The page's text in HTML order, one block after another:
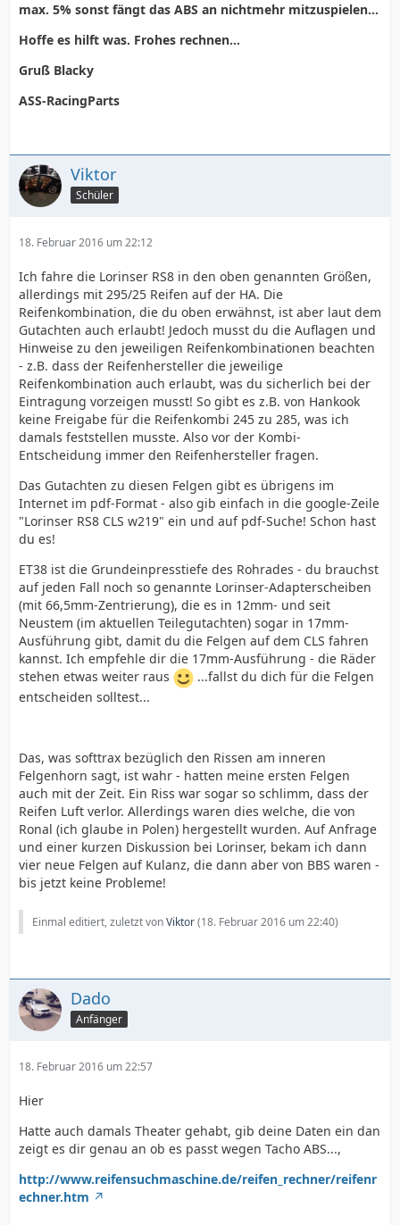
max. 5% sonst fängt das ABS an nichtmehr mitzuspielen...
Hoffe es hilft was. Frohes rechnen...
Gruß Blacky
ASS-RacingParts
Viktor
Schüler
18. Februar 2016 um 22:12
Ich fahre die Lorinser RS8 in den oben genannten Größen,
allerdings mit 295/25 Reifen auf der HA. Die
Reifenkombination, die du oben erwähnst, ist aber laut dem
Gutachten auch erlaubt! Jedoch musst du die Auflagen und
Hinweise zu den jeweiligen Reifenkombinationen beachten
- z.B. dass der Reifenhersteller die jeweilige
Reifenkombination auch erlaubt, was du sicherlich bei der
Eintragung vorzeigen musst! So gibt es z.B. von Hankook
keine Freigabe für die Reifenkombi 245 zu 285, was ich
damals feststellen musste. Also vor der Kombi-
Entscheidung immer den Reifenhersteller fragen.
Das Gutachten zu diesen Felgen gibt es übrigens im
Internet im pdf-Format - also gib einfach in die google-Zeile
"Lorinser RS8 CLS w219" ein und auf pdf-Suche! Schon hast
du es!
ET38 ist die Grundeinpresstiefe des Rohrades - du brauchst
auf jeden Fall noch so genannte Lorinser-Adapterscheiben
(mit 66,5mm-Zentrierung), die es in 12mm- und seit
Neustem (im aktuellen Teilegutachten) sogar in 17mm-
Ausführung gibt, damit du die Felgen auf dem CLS fahren
kannst. Ich empfehle dir die 17mm-Ausführung - die Räder
stehen etwas weiter raus
...fallst du dich für die Felgen
entscheiden solltest...
Das, was softtrax bezüglich den Rissen am inneren
Felgenhorn sagt, ist wahr - hatten meine ersten Felgen
auch mit der Zeit. Ein Riss war sogar so schlimm, dass der
Reifen Luft verlor. Allerdings waren dies welche, die von
Ronal (ich glaube in Polen) hergestellt wurden. Auf Anfrage
und einer kurzen Diskussion bei Lorinser, bekam ich dann
vier neue Felgen auf Kulanz, die dann aber von BBS waren -
bis jetzt keine Probleme!
Einmal editiert, zuletzt vonViktor(18. Februar 2016 um 22:40)
Dado
Anfänger
18. Februar 2016 um 22:57
Hier
Hatte auch damals Theater gehabt, gib deine Daten ein dan
zeigt es dir genau an ob es passt wegen Tacho ABS...,
http://www.reifensuchmaschine.de/reifen_rechner/reifenr
echner.htm